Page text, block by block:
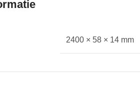
2400 × 58 × 14 mm